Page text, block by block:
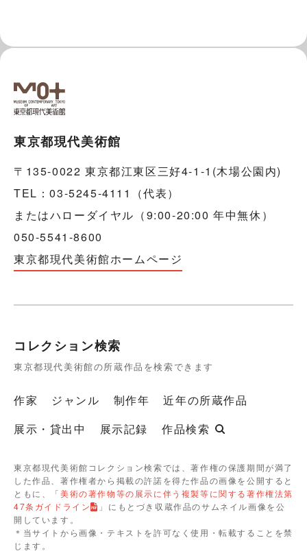
東京都現代美術館
〒135-0022 東京都江東区三好4-1-1(木場公園内)
TEL：03-5245-4111（代表）
またはハローダイヤル（9:00-20:00 年中無休）
050-5541-8600
東京都現代美術館ホームページ
コレクション検索
東京都現代美術館の所蔵作品を検索できます
作家 ジャンル 制作年
近年の所蔵作品
展示・貸出中
展示記録 作品検索
東京都現代美術館コレクション検索では、著作権の保護期間が満了
した作品、著作権者から掲載の許諾を得た作品の画像を公開すると
ともに、「美術の著作物等の展示に伴う複製等に関する著作権法第
47条ガイドライン
」にもとづき収蔵作品のサムネイル画像を公
開しています。
＊当サイトから画像・テキストを許可なく使用・転載することを禁
じます。